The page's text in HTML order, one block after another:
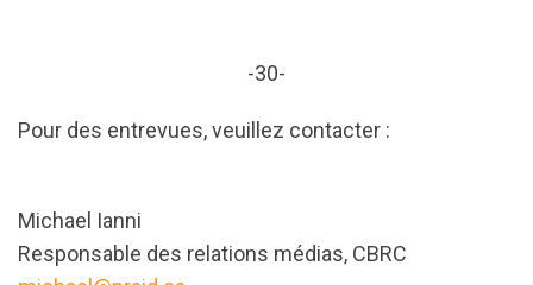
-30-
Pour des entrevues, veuillez contacter :
Michael Ianni
Responsable des relations médias, CBRC